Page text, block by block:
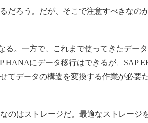
だろう。だが、そこで注意すべきなの
。一方で、これまで使ってきたデー
にデータ移行はできるが、SAP
てデータの構造を変換する作業が必要
のはストレージだ。最適なストレージ